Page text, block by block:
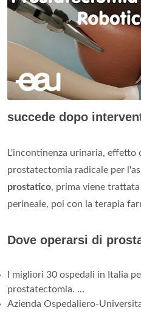
succede dopo
L'incontinenza urinaria,
prostatectomia radicale per
prostatico, prima viene
perineale, poi con la terapia
Dove operarsi di
I migliori 30 ospedali in Italia
prostatectomia. ...
Azienda Ospedaliero-